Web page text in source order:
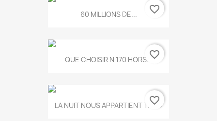
60 MILLIONS DE... favorite_border
QUE CHOISIR N 170 HORS...favorite_border
LA NUIT NOUS APPARTIENT T.634
favorite_border